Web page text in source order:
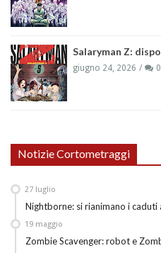
Salaryman Z:
giugno 24, 2026 0
Notizie Cortometraggi
Nightborne: si rianimano i
27 luglio
Zombie Scavenger: robot e
19 maggio